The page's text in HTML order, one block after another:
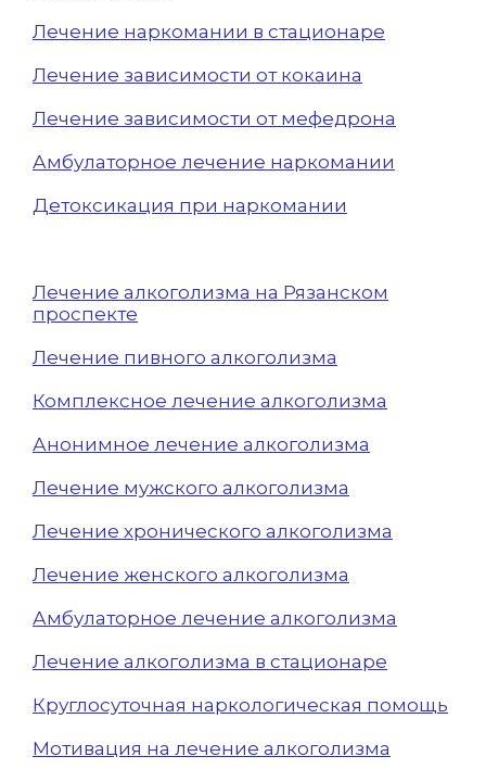
Лечение наркомании в стационаре
Лечение зависимости от кокаина
Лечение зависимости от мефедрона
Амбулаторное лечение наркомании
Детоксикация при наркомании
Лечение алкоголизма на Рязанском
проспекте
Лечение пивного алкоголизма
Комплексное лечение алкоголизма
Анонимное лечение алкоголизма
Лечение мужского алкоголизма
Лечение хронического алкоголизма
Лечение женского алкоголизма
Амбулаторное лечение алкоголизма
Лечение алкоголизма в стационаре
Круглосуточная наркологическая помощь
Мотивация на лечение алкоголизма